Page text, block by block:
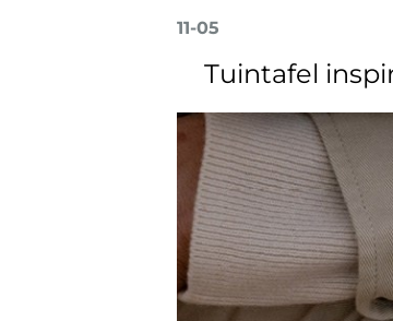
11-05
Tuintafel